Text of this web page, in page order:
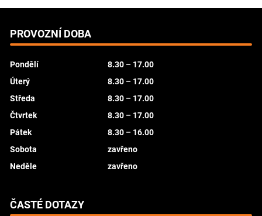
PROVOZNÍ DOBA
Pondělí
8.30 – 17.00
Úterý
8.30 – 17.00
Středa
8.30 – 17.00
Čtvrtek
8.30 – 17.00
Pátek
8.30 – 16.00
Sobota
zavřeno
Neděle
zavřeno
ČASTÉ DOTAZY